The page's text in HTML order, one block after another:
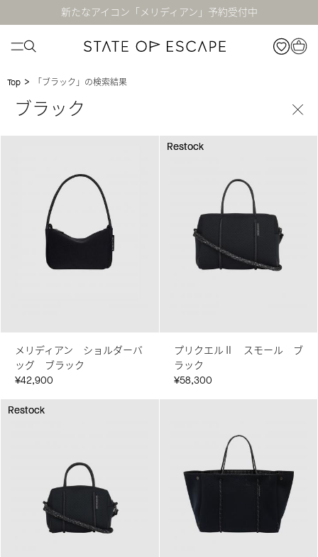
新たなアイコン「メリディアン」予約受付中
Top > 「ブラック」の検索結果
メリディアン ショルダーバ
ッグ ブラック
¥42,900
Restock
Restock
プリクエルⅡ スモール ブ
ラック
¥58,300
Restock
Restock